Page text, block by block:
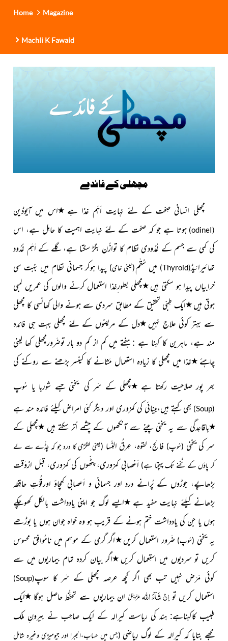
Home Magazine
Machli K Fawaid
مچھلیکے فائدے
مچھلی انسانی صِحّت کے لئے نہایت اَہَم غذا ہے٭اس میں آیوڈین
(
I
odine
)ہوتا ہے جو کہ صحّت کے لئے نہایت اہمیت کا حامِل ہے، اس
کی کمی سے جسم کے غُدُودی نظام کا توازُن بگڑ سکتا ہے، گلے کے اَہَم غُدُود
تھائیرائیڈ(
Thyroid
) میں سُقْم(یعنی خامی) پیدا ہوکر جسمانی نظام میں بَہُت سی
خرابیاں پیدا ہو سکتی ہیں٭مچھلی بطور ِغذا استعمال کرنے والوں کی عمریں لمبی
ہوتی ہیں٭ایک طِبّی تحقیق کے مطابق سردی سے ہونے والی کھانسی کا مچھلی
سے بہتر کوئی علاج نہیں٭دل کے مریضوں کے لئے مچھلی بہت ہی فائدہ
مند ہے، ماہِرین کا کہنا ہے : ہفتے میں کم از کم دو بار توضَرورمچھلی کھا لینی
چاہئے٭غذا میں مچھلی کا زیادہ استعمال مَثانے کا کینسر بڑھنے سے روکنے کی
بھر پور صلاحیت رکھتا ہے٭مچھلی کے سَر کی یخنی جسے شوربا یا سُوپ
(
Soup
) بھی کہتے ہیں،بینائی کی کمزوری اور دیگر کئی امراض کیلئے فائدہ مند ہے
٭باقاعِدگی سے یہ یخنی پینے سے آنکھوں کے چشمے اُتر سکتے ہیں٭مچھلی کے
سر کی یخنی (سُوپ) فالج، لقوہ، عِرقُ النِّسا (یعنی لنگڑی کا درد جو کہ چَڈّے سے لے
کر پاؤں کے ٹخنے تک پہنچتا ہے) اَعْصابی کمزوری، پٹّھوں کی کمزوری، قبل ازوَقت
بڑھاپے، جوڑوں کے پُرانے درد اور جسمانی و اَعصابی کِھچاؤ اورقُوّتِ حافِظہ
بڑھانے کیلئے نہایت مفید ہے٭ایسے لوگ جو اپنی یادداشت بالکل کھوچکے
ہوں یا جن کی یادداشت ختم ہونے کے قریب ہو وہ خواہ جوان ہوں یا بوڑھے
یہ یخنی (سُوپ) ضَرور استعمال کریں٭اگر گرمی کے موسِم میں نامُوافِق محسوس
کریں تو سردیوں میں استِعمال کریں٭اگر بیان کردہ تمام بیماریوں میں سے
کوئی مَرَض نہیں تب بھی اگر کچھ عرصہ مچھلی کے سَر کا سوپ(
Soup
)
استعمال کریں تواِنْ شَآءَاللہ عَزَّوَجَلَّ ان بیماریوں سے تحفُّظ حاصل ہوگا٭ایک
طبیب کاکہناہے: ہند کی ریاست کیرالہ کے ایک صاحِب نے بیرونِ ملک
مجھے بتایا کہ کیرالہ کے لوگ رِیاضی (جس میں حساب،الجبرا اور جیومیڑی وغیرہ شامل